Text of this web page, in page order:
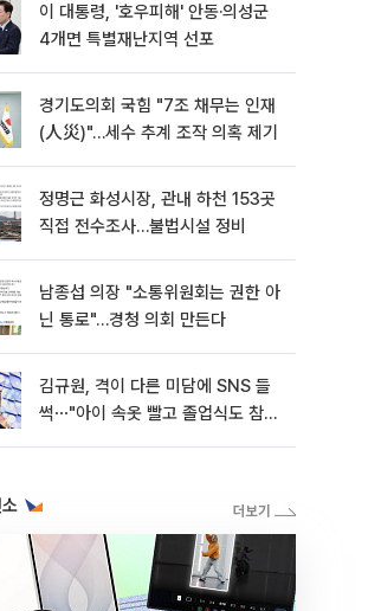
이 대통령, '호우피해' 안동·의성군
4개면 특별재난지역 선포
경기도의회 국힘 "7조 채무는 인재
(人災)"…세수 추계 조작 의혹 제기
정명근 화성시장, 관내 하천 153곳
직접 전수조사…불법시설 정비
남종섭 의장 "소통위원회는 권한 아
닌 통로"…경청 의회 만든다
김규원, 격이 다른 미담에 SNS 들
썩⋯"아이 속옷 빨고 졸업식도 참